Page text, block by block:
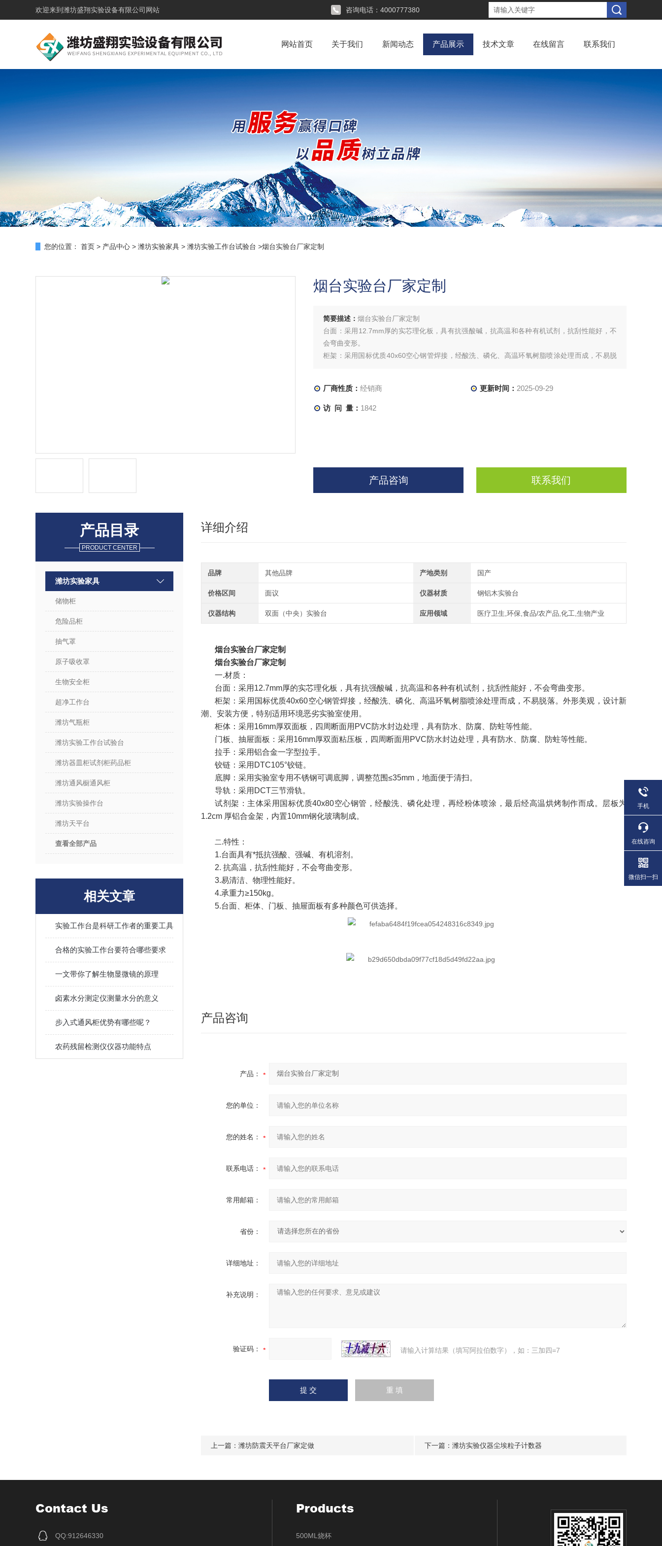
欢迎来到 潍坊盛翔实验设备有限公司网站 咨询电话： 4000777380
网站首页 关于我们 新闻动态 产品展示 技术文章 在线留言 联系我们
您的位置： 首页 > 产品中心 > 潍坊实验家具 > 潍坊实验工作台试验台 >烟台实验台厂家定制
烟台实验台厂家定制
简要描述： 烟台实验台厂家定制
台面：采用12.7mm厚的实芯理化板，具有抗强酸碱，抗高温和各种有机试剂，抗刮性能好，不
会弯曲变形。
柜架：采用国标优质40x60空心钢管焊接，经酸洗、磷化、高温环氧树脂喷涂处理而成，不易脱
厂商性质： 经销商 更新时间： 2025-09-29
访 问 量： 1842
产品咨询 联系我们
产品目录
PRODUCT CENTER
潍坊实验家具
储物柜
危险品柜
抽气罩
原子吸收罩
生物安全柜
超净工作台
潍坊气瓶柜
潍坊实验工作台试验台
潍坊器皿柜试剂柜药品柜
潍坊通风橱通风柜
潍坊实验操作台
潍坊天平台
查看全部产品
相关文章
实验工作台是科研工作者的重要工具
合格的实验工作台要符合哪些要求
一文带你了解生物显微镜的原理
卤素水分测定仪测量水分的意义
步入式通风柜优势有哪些呢？
农药残留检测仪仪器功能特点
详细介绍
品牌 其他品牌 产地类别 国产
价格区间 面议 仪器材质 钢铝木实验台
仪器结构 双面（中央）实验台 应用领域 医疗卫生,环保,食品/农产品,化工,生物产业
烟台实验台厂家定制
烟台实验台厂家定制
一.材质：
台面：采用 12.7mm厚的实芯理化板， 具有抗强酸碱，抗高温和各种有机试剂，抗刮性能好，不会弯曲变形。
柜架：采用国标优质40x60空心钢管焊接，经酸洗、磷化、高温环氧树脂喷涂处理而成，不易脱落。外形美观，设计新
潮、安装方便，特别适用环境恶劣实验室使用。
柜体：采用 16mm厚双面板，四周断面用PVC防水封边处理，具有防水、防腐、防蛀等性能。
门板、抽屉面板：采用 16mm厚双面粘压板，四周断面用PVC防水封边处理，具有防水、防腐、防蛀等性能。
拉手：采用铝合金一字型拉手。
铰链：采用 DTC105°铰链。
底脚：采用实验室专用不锈钢可调底脚，调整范围≤35mm，地面便于清扫。
导轨：采用 DCT三节滑轨。
试剂架：主体采用国标优质40x80空心钢管，经酸洗、磷化处理，再经粉体喷涂，最后经高温烘烤制作而成。层板为
1.2cm 厚铝合金架，内置10mm钢化玻璃制成。
二.特性：
1.台面具有*抵抗强酸、强碱、有机溶剂。
2. 抗高温，抗刮性能好，不会弯曲变形。
3.易清洁、物理性能好。
4.承重力≥150kg。
5.台面、柜体、门板、抽屉面板有多种颜色可供选择。
产品咨询
产品：
您的单位：
您的姓名：
联系电话：
常用邮箱：
省份：
详细地址：
补充说明：
验证码： 请输入计算结果（填写阿拉伯数字），如：三加四=7
上一篇： 潍坊防震天平台厂家定做 下一篇： 潍坊实验仪器尘埃粒子计数器
Contact Us
QQ:912646330
Products
500ML烧杯
手机
在线咨询
微信扫一扫